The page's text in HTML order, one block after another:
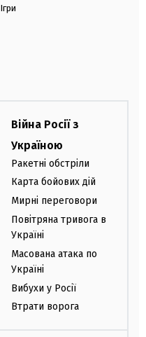
Ігри
Війна Росії з
Україною
Ракетні обстріли
Карта бойових дій
Мирні переговори
Повітряна тривога в
Україні
Масована атака по
Україні
Вибухи у Росії
Втрати ворога